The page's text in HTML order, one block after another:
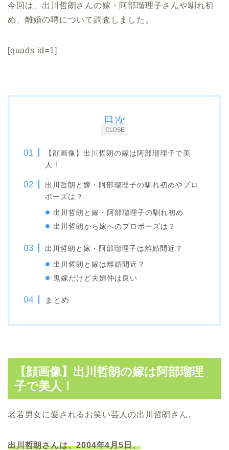
今回は、出川哲朗さんの嫁・阿部瑠理子さんや馴れ初
め、離婚の噂について調査しました。
[quads id=1]
CLOSE
目次
【顔画像】出川哲朗の嫁は阿部瑠理子で美
人！
出川哲朗と嫁・阿部瑠理子の馴れ初めやプロ
ポーズは？
出川哲朗と嫁・阿部瑠理子の馴れ初め
出川哲朗から嫁へのプロポーズは？
出川哲朗と嫁・阿部瑠理子は離婚間近？
出川哲朗と嫁は離婚間近？
鬼嫁だけど夫婦仲は良い
まとめ
【顔画像】出川哲朗の嫁は阿部瑠理
子で美人！
老若男女に愛されるお笑い芸人の出川哲朗さん。
出川哲朗さんは、2004年4月5日、